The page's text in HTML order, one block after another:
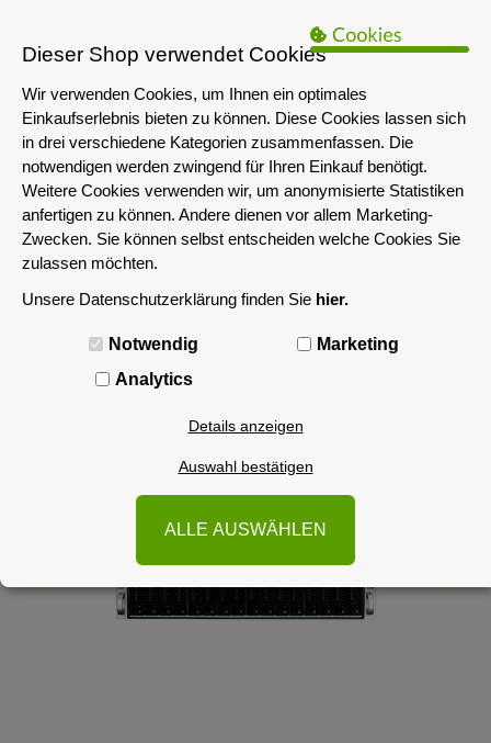
Das servershop-bayern.de Angebot richtet sich nur an
Unternehmen i.S.d. § 14 BGB sowie die öffentliche Hand. Ein Verkauf
an Privatpersonen ist nicht möglich.
MENÜ
Dieser Shop verwendet Cookies
Wir verwenden Cookies, um Ihnen ein optimales
Einkaufserlebnis bieten zu können. Diese Cookies lassen sich
in drei verschiedene Kategorien zusammenfassen. Die
notwendigen werden zwingend für Ihren Einkauf benötigt.
Weitere Cookies verwenden wir, um anonymisierte Statistiken
anfertigen zu können. Andere dienen vor allem Marketing-
Zwecken. Sie können selbst entscheiden welche Cookies Sie
zulassen möchten.
Unsere Datenschutzerklärung finden Sie hier.
Notwendig
Marketing
Analytics
Details anzeigen
Auswahl bestätigen
ALLE AUSWÄHLEN